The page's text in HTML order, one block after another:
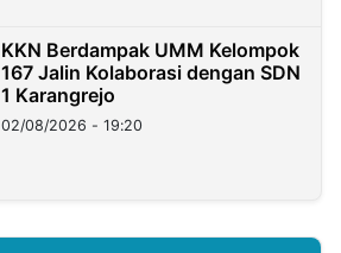
KKN Berdampak UMM Kelompok
167 Jalin Kolaborasi dengan SDN
1 Karangrejo
02/08/2026 - 19:20